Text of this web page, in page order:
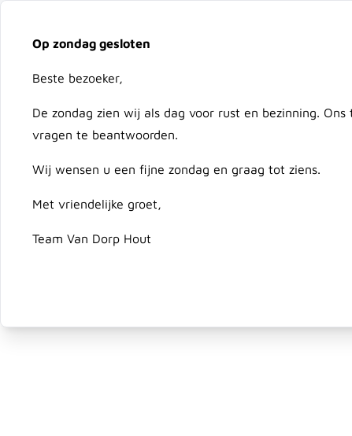
Op zondag gesloten
Beste bezoeker,
De zondag zien wij als dag voor rust en bezinning.
vragen te beantwoorden.
Wij wensen u een fijne zondag en graag tot ziens.
Met vriendelijke groet,
Team Van Dorp Hout
Ga naar de inhoud
Hout Composiet & Kunststof Schutting &